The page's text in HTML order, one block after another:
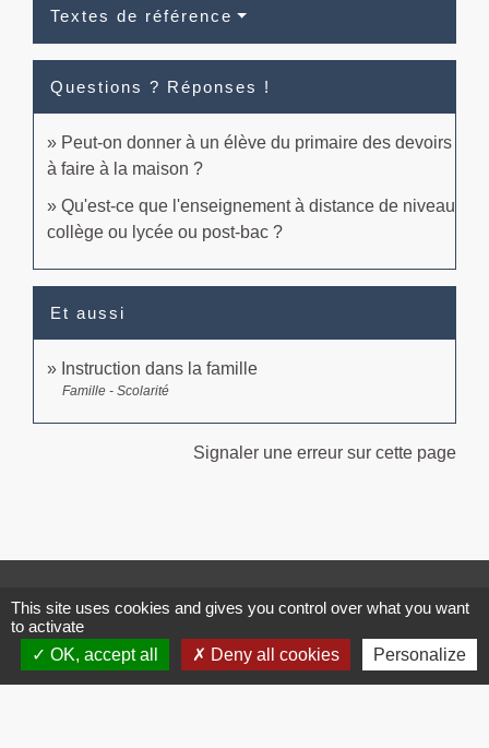
Textes de référence
Questions ? Réponses !
Peut-on donner à un élève du primaire des devoirs
à faire à la maison ?
Qu'est-ce que l'enseignement à distance de niveau
collège ou lycée ou post-bac ?
Et aussi
Instruction dans la famille
Famille - Scolarité
Signaler une erreur sur cette page
3 place de la Mairie
34190 Brissac - FRANCE
+33 4 67 73 71 56
This site uses cookies and gives you control over what you want
to activate
OK, accept all
Deny all cookies Personalize